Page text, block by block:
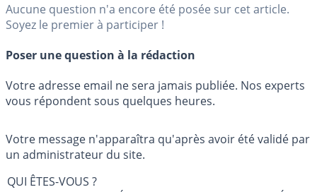
Aucune question n'a encore été posée sur cet article.
Soyez le premier à participer !
Poser une question à la rédaction
Votre adresse email ne sera jamais publiée. Nos experts
vous répondent sous quelques heures.
Votre message n'apparaîtra qu'après avoir été validé par
un administrateur du site.
QUI ÊTES-VOUS ?